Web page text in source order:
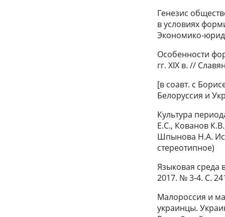
Генезис
в условиях
Экономико-
Особенности
гг. XIX в. //
[в соавт. c
Белоруссия и
Культура
Е.С., Кованов
Шпынова Н.А.
стереотипное)
Языковая среда
2017. № 3-4. С.
Малороссия и
украинцы.